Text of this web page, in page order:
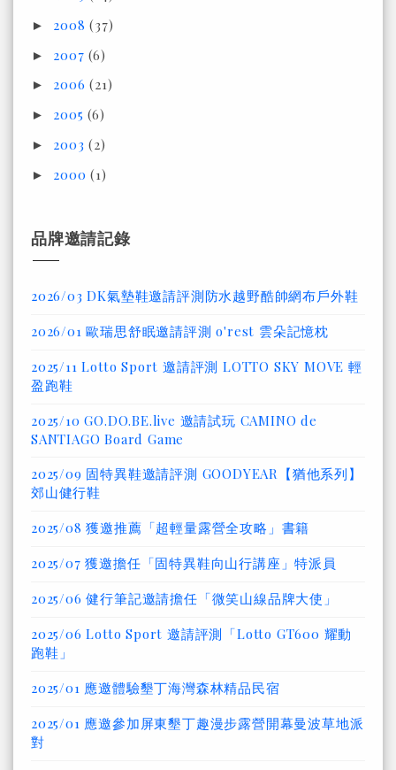
► 2008(37)
► 2007(6)
► 2006(21)
► 2005(6)
► 2003(2)
► 2000(1)
品牌邀請記錄
2026/03 DK氣墊鞋邀請評測防水越野酷帥網布戶外鞋
2026/01 歐瑞思舒眠邀請評測 o'rest 雲朵記憶枕
2025/11 Lotto Sport 邀請評測 LOTTO SKY MOVE 輕
盈跑鞋
2025/10 GO.DO.BE.live 邀請試玩 CAMINO de
SANTIAGO Board Game
2025/09 固特異鞋邀請評測 GOODYEAR【猶他系列】
郊山健行鞋
2025/08 獲邀推薦「超輕量露營全攻略」書籍
2025/07 獲邀擔任「固特異鞋向山行講座」特派員
2025/06 健行筆記邀請擔任「微笑山線品牌大使」
2025/06 Lotto Sport 邀請評測「Lotto GT600 耀動
跑鞋」
2025/01 應邀體驗墾丁海灣森林精品民宿
2025/01 應邀參加屏東墾丁趣漫步露營開幕曼波草地派
對